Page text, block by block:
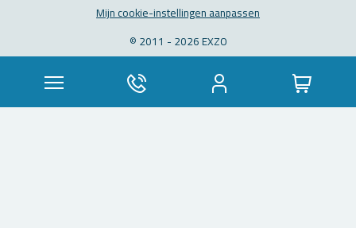
Mijn coo­kie-in­stel­lin­gen aan­pas­sen
© 2011 - 2026 EXZO